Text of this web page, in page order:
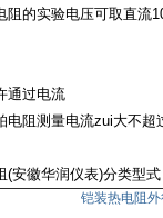
阻的实验电压可取直流
通过电流
电阻测量电流zui大不超
(安徽华润仪表)分类型式
铠装热电阻